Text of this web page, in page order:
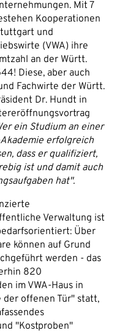
Mit 7
Kooperationen
und
(VWA) ihre
an der Württ.
Diese, aber auch
Fachwirte der Württ.
Dr. Hundt in
ein Studium an einer
erfolgreich
dass er qualifiziert,
ist und damit auch
hat".
Verwaltung ist
Über
können auf Grund
werden - das
820
im VWA-Haus in
der offenen Tür" statt,
"Kostproben"